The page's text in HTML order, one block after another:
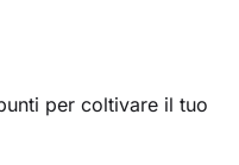
per coltivare il tuo